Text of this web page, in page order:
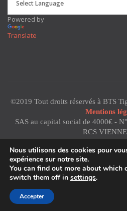
Powered by
Translate
©2019 Tout droits réservés à BTS
Mentions
SAS au capital social de 4000€ -
RCS
Nous utilisons des cookies pour
expérience sur notre site.
You can find out more about which
switch them off in settings.
Accepter